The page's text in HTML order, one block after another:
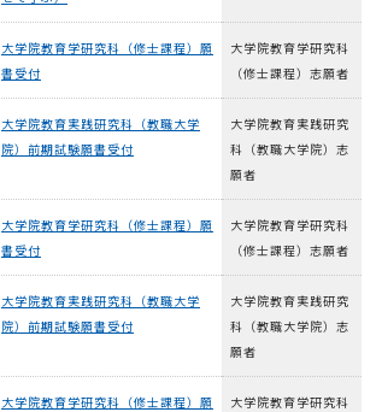
大学院教育学研究科（修士課程）願
書受付
大学院教育学研究科
（修士課程）志願者
大学院教育実践研究科（教職大学
院）前期試験願書受付
大学院教育実践研究
科（教職大学院）志
願者
大学院教育学研究科（修士課程）願
書受付
大学院教育学研究科
（修士課程）志願者
大学院教育実践研究科（教職大学
院）前期試験願書受付
大学院教育実践研究
科（教職大学院）志
願者
大学院教育学研究科（修士課程）願
大学院教育学研究科